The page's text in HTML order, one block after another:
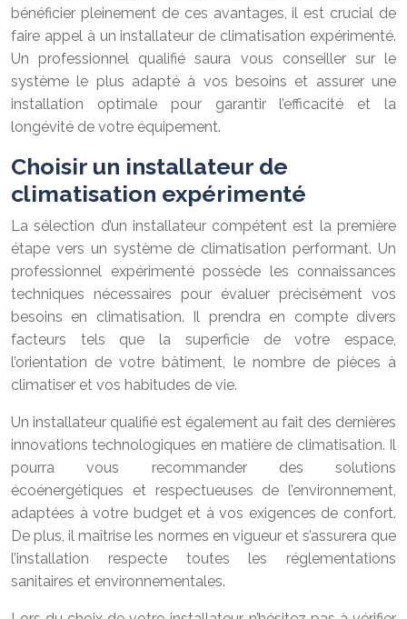
bénéficier pleinement de ces avantages, il est crucial de
faire appel à un installateur de climatisation expérimenté.
Un professionnel qualifié saura vous conseiller sur le
système le plus adapté à vos besoins et assurer une
installation optimale pour garantir l’efficacité et la
longévité de votre équipement.
Choisir un installateur de
climatisation expérimenté
La sélection d’un installateur compétent est la première
étape vers un système de climatisation performant. Un
professionnel expérimenté possède les connaissances
techniques nécessaires pour évaluer précisément vos
besoins en climatisation. Il prendra en compte divers
facteurs tels que la superficie de votre espace,
l’orientation de votre bâtiment, le nombre de pièces à
climatiser et vos habitudes de vie.
Un installateur qualifié est également au fait des dernières
innovations technologiques en matière de climatisation. Il
pourra vous recommander des solutions
écoénergétiques et respectueuses de l’environnement,
adaptées à votre budget et à vos exigences de confort.
De plus, il maîtrise les normes en vigueur et s’assurera que
l’installation respecte toutes les réglementations
sanitaires et environnementales.